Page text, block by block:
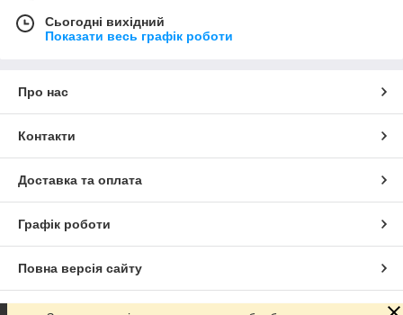
Сьогодні вихідний
Показати весь графік роботи
Про нас
Контакти
Доставка та оплата
Графік роботи
Повна версія сайту